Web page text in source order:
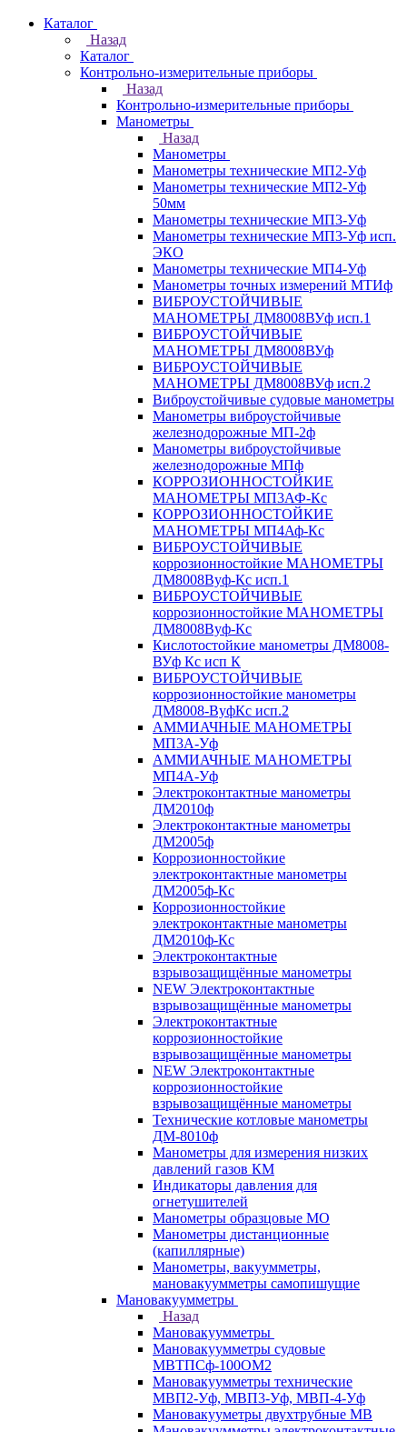
Каталог
Назад
Каталог
Контрольно-измерительные приборы
Назад
Контрольно-измерительные приборы
Манометры
Назад
Манометры
Манометры технические МП2-Уф
Манометры технические МП2-Уф
50мм
Манометры технические МП3-Уф
Манометры технические МП3-Уф исп.
ЭКО
Манометры технические МП4-Уф
Манометры точных измерений МТИф
ВИБРОУСТОЙЧИВЫЕ
МАНОМЕТРЫ ДМ8008ВУф исп.1
ВИБРОУСТОЙЧИВЫЕ
МАНОМЕТРЫ ДМ8008ВУф
ВИБРОУСТОЙЧИВЫЕ
МАНОМЕТРЫ ДМ8008ВУф исп.2
Виброустойчивые судовые манометры
Манометры виброустойчивые
железнодорожные МП-2ф
Манометры виброустойчивые
железнодорожные МПф
КОРРОЗИОННОСТОЙКИЕ
МАНОМЕТРЫ МП3АФ-Кс
КОРРОЗИОННОСТОЙКИЕ
МАНОМЕТРЫ МП4Аф-Кс
ВИБРОУСТОЙЧИВЫЕ
коррозионностойкие МАНОМЕТРЫ
ДМ8008Вуф-Кс исп.1
ВИБРОУСТОЙЧИВЫЕ
коррозионностойкие МАНОМЕТРЫ
ДМ8008Вуф-Кс
Кислотостойкие манометры ДМ8008-
ВУф Кс исп К
ВИБРОУСТОЙЧИВЫЕ
коррозионностойкие манометры
ДМ8008-ВуфКс исп.2
АММИАЧНЫЕ МАНОМЕТРЫ
МП3А-Уф
АММИАЧНЫЕ МАНОМЕТРЫ
МП4А-Уф
Электроконтактные манометры
ДМ2010ф
Электроконтактные манометры
ДМ2005ф
Коррозионностойкие
электроконтактные манометры
ДМ2005ф-Кс
Коррозионностойкие
электроконтактные манометры
ДМ2010ф-Кс
Электроконтактные
взрывозащищённые манометры
NEW Электроконтактные
взрывозащищённые манометры
Электроконтактные
коррозионностойкие
взрывозащищённые манометры
NEW Электроконтактные
коррозионностойкие
взрывозащищённые манометры
Технические котловые манометры
ДМ-8010ф
Манометры для измерения низких
давлений газов КМ
Индикаторы давления для
огнетушителей
Манометры образцовые МО
Манометры дистанционные
(капиллярные)
Манометры, вакуумметры,
мановакуумметры самопишущие
Мановакуумметры
Назад
Мановакуумметры
Мановакуумметры судовые
МВТПСф-100ОМ2
Мановакуумметры технические
МВП2-Уф, МВП3-Уф, МВП-4-Уф
Мановакууметры двухтрубные МВ